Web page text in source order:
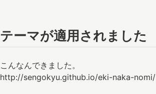
テーマが適用されました
こんなんできました。
http://sengokyu.github.io/eki-naka-nomi/